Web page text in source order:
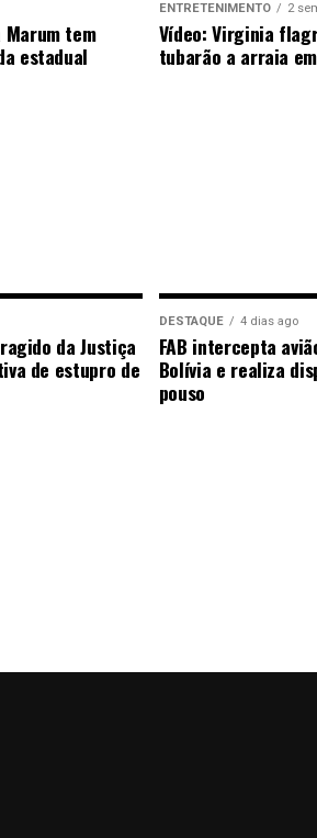
de Rondônia com
tem
estadual
ENTRETENIMENTO 2
Vídeo: Virginia
tubarão a arraia
da Justiça
de estupro de
DESTAQUE 4 dias ago
FAB intercepta
Bolívia e realiza
pouso